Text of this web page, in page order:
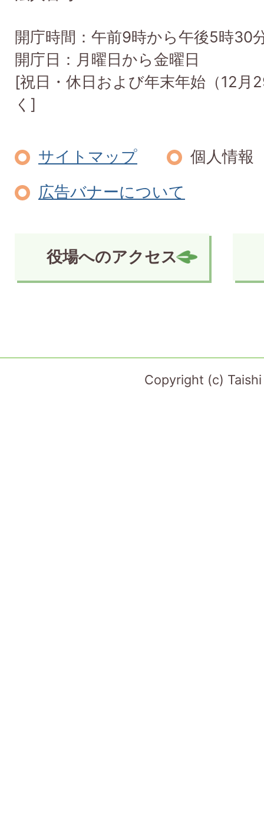
開庁時間：午前9時から午後5時30
開庁日：月曜日から金曜日
[祝日・休日および年末年始（12月
く]
サイトマップ
個人情報
広告バナーについて
役場へのアクセス
Copyright (c)